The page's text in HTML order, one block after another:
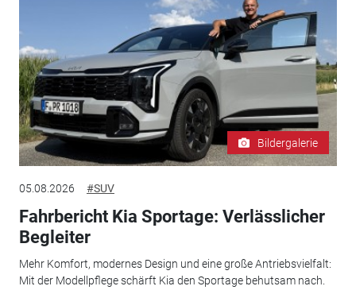
Bildergalerie
05.08.2026 #SUV
Fahrbericht Kia Sportage: Verlässlicher
Begleiter
Mehr Komfort, modernes Design und eine große Antriebsvielfalt:
Mit der Modellpflege schärft Kia den Sportage behutsam nach.